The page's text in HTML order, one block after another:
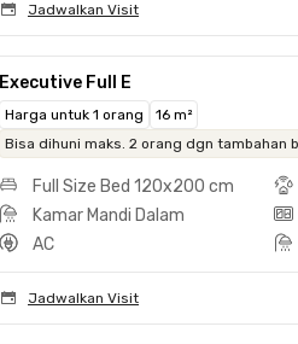
Jadwalkan Visit
Executive Full E
Harga untuk 1 orang
16 m²
Bisa dihuni maks. 2 orang dgn tambahan
Full Size Bed 120x200 cm
Kamar Mandi Dalam
AC
Jadwalkan Visit